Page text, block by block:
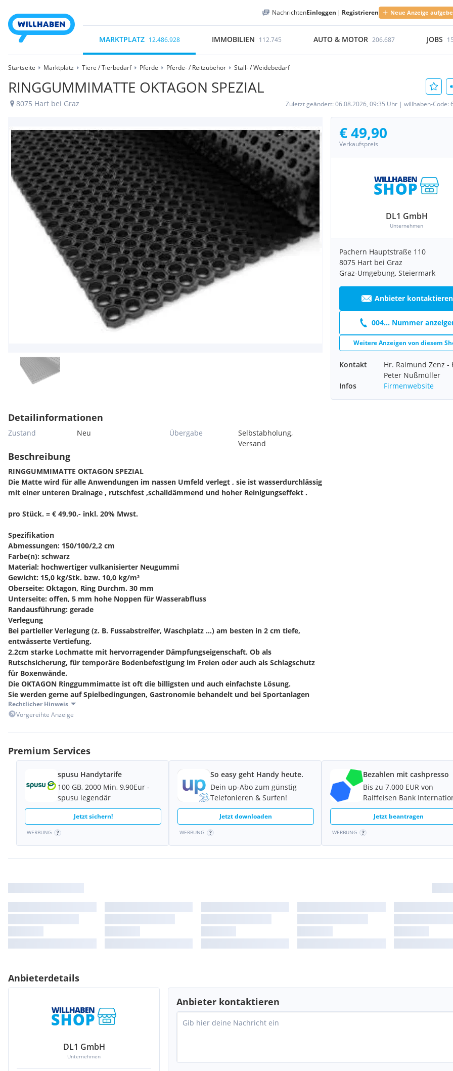
NachrichtenEinloggen | Registrieren Neue Anzeige
MARKTPLATZ 12.486.928 IMMOBILIEN 112.745 AUTO & MOTOR 206.687 JOBS
Startseite Marktplatz Tiere / Tierbedarf Pferde Pferde- / Reitzubehör Stall- / Weidebedarf
RINGGUMMIMATTE OKTAGON SPEZIAL
8075 Hart bei Graz Zuletzt geändert: 06.08.2026, 09:35 Uhr | willhaben-Code:
€ 49,90
Verkaufspreis
DL1 GmbH
Unternehmen
Pachern Hauptstraße 110
8075 Hart bei Graz
Graz-Umgebung, Steiermark
Anbieter kontaktieren
004... Nummer
Weitere Anzeigen von diesem
Kontakt
Hr. Raimund Zenz -
Peter Nußmüller
Infos
Firmenwebsite
Detailinformationen
Zustand Neu Übergabe
Selbstabholung,
Versand
Beschreibung
RINGGUMMIMATTE OKTAGON SPEZIAL
Die Matte wird für alle Anwendungen im nassen Umfeld verlegt , sie ist wasserdurchlässig
mit einer unteren Drainage , rutschfest ,schalldämmend und hoher Reinigungseffekt .
pro Stück. = € 49,90.- inkl. 20% Mwst.
Spezifikation
Abmessungen: 150/100/2,2 cm
Farbe(n): schwarz
Material: hochwertiger vulkanisierter Neugummi
Gewicht: 15,0 kg/Stk. bzw. 10,0 kg/m²
Oberseite: Oktagon, Ring Durchm. 30 mm
Unterseite: offen, 5 mm hohe Noppen für Wasserabfluss
Randausführung: gerade
Verlegung
Bei partieller Verlegung (z. B. Fussabstreifer, Waschplatz ...) am besten in 2 cm tiefe,
entwässerte Vertiefung.
2,2cm starke Lochmatte mit hervorragender Dämpfungseigenschaft. Ob als
Rutschsicherung, für temporäre Bodenbefestigung im Freien oder auch als Schlagschutz
für Boxenwände.
Die OKTAGON Ringgummimatte ist oft die billigsten und auch einfachste Lösung.
Sie werden gerne auf Spielbedingungen, Gastronomie behandelt und bei Sportanlagen
verwendet. Hergestellt ist diese Gummimatte aus vulkanisiertem Neugummi
Aussenboxen - Waschplätze-Schlagschutz -Eingangsbereich
8075 Hart bei Graz
Zustellung möglich
Rechtlicher Hinweis
Vorgereihte Anzeige
Premium Services
spusu Handytarife
100 GB, 2000 Min, 9,90Eur -
spusu legendär
Jetzt sichern!
WERBUNG
So easy geht Handy heute.
Dein up-Abo zum günstig
Telefonieren & Surfen!
Jetzt downloaden
WERBUNG
Bezahlen mit cashpresso
Bis zu 7.000 EUR von
Raiffeisen Bank
Jetzt beantragen
WERBUNG
Anbieterdetails
DL1 GmbH
Unternehmen
Anbieter kontaktieren